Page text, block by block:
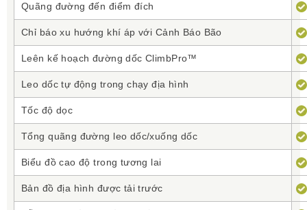
Quãng đường đến điểm đích
Chỉ báo xu hướng khí áp với Cảnh Báo Bão
Leên kế hoạch đường dốc ClimbPro™
Leo dốc tự động trong chạy địa hình
Tốc độ dọc
Tổng quãng đường leo dốc/xuống dốc
Biểu đồ cao độ trong tương lai
Bản đồ địa hình được tải trước